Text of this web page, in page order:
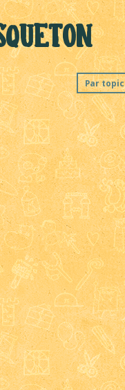
Par topic